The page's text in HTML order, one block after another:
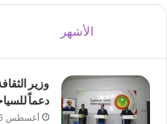
الأشهر
وزير
دعماً
أغسطس 6, 2026